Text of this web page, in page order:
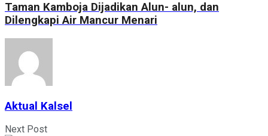
Taman Kamboja Dijadikan Alun- alun, dan
Dilengkapi Air Mancur Menari
Aktual Kalsel
Next Post